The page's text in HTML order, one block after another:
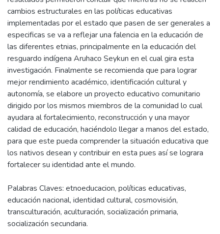
cambios estructurales en las políticas educativas
implementadas por el estado que pasen de ser generales a
especificas se va a reflejar una falencia en la educación de
las diferentes etnias, principalmente en la educación del
resguardo indígena Aruhaco Seykun en el cual gira esta
investigación. Finalmente se recomienda que para lograr
mejor rendimiento académico, identificación cultural y
autonomía, se elabore un proyecto educativo comunitario
dirigido por los mismos miembros de la comunidad lo cual
ayudara al fortalecimiento, reconstrucción y una mayor
calidad de educación, haciéndolo llegar a manos del estado,
para que este pueda comprender la situación educativa que
los nativos desean y contribuir en esta pues así se lograra
fortalecer su identidad ante el mundo.
Palabras Claves: etnoeducacion, políticas educativas,
educación nacional, identidad cultural, cosmovisión,
transculturación, aculturación, socialización primaria,
socialización secundaria.